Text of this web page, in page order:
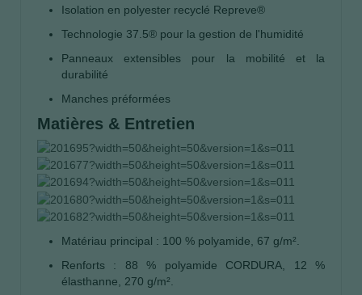
Isolation en polyester recyclé Repreve®
Technologie 37.5® pour la gestion de l'humidité
Panneaux extensibles pour la mobilité et la
durabilité
Manches préformées
Matières & Entretien
Matériau principal : 100 % polyamide, 67 g/m².
Renforts : 88 % polyamide CORDURA, 12 %
élasthanne, 270 g/m².